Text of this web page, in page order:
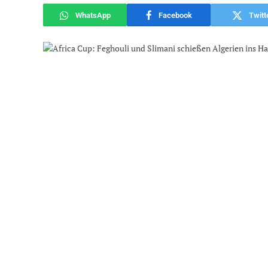
WhatsApp Facebook